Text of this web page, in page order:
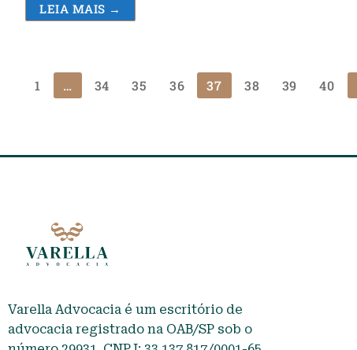
LEIA MAIS →
1 … 34 35 36 37 38 39 40
Varella Advocacia é um escritório de
advocacia registrado na OAB/SP sob o